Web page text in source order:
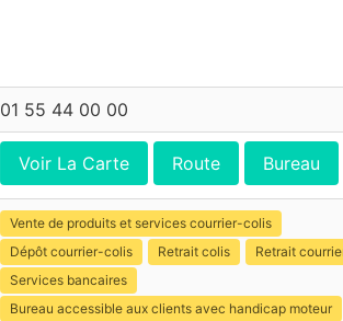
01 55 44 00 00
Voir La Carte Route Bureau
Vente de produits et services courrier-colis
Dépôt courrier-colis
Retrait colis
Retrait
Services bancaires
Bureau accessible aux clients avec handicap moteur